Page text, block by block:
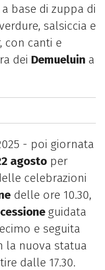
base di zuppa di
salsiccia e
con canti e
dei Demueluin a
- poi giornata
agostoper
celebrazioni
delle ore 10.30,
guidata
e seguita
la nuova statua
dalle 17.30.